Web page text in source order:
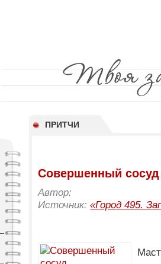
ПРИТЧИ
Совершенный сосуд
Автор:
Источник:«Город 495.